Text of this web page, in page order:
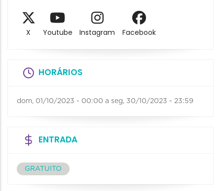
X Youtube Instagram Facebook
HORÁRIOS
dom, 01/10/2023 - 00:00 a seg, 30/10/2023 - 23:59
ENTRADA
GRATUITO